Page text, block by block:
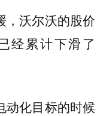
，沃尔沃的股价
经累计下滑了
动化目标的时候